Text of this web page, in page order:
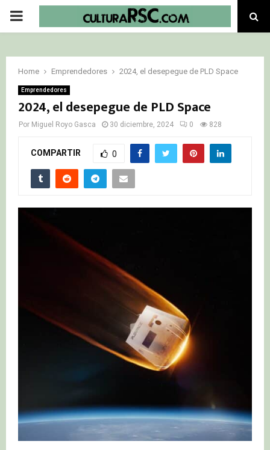
PRIMARY
Home Emprendedores 2024, el desepegue de PLD Space
Emprendedores
2024, el desepegue de PLD Space
Por Miguel Royo Gasca 30 diciembre, 2024 0 828
COMPARTIR 0